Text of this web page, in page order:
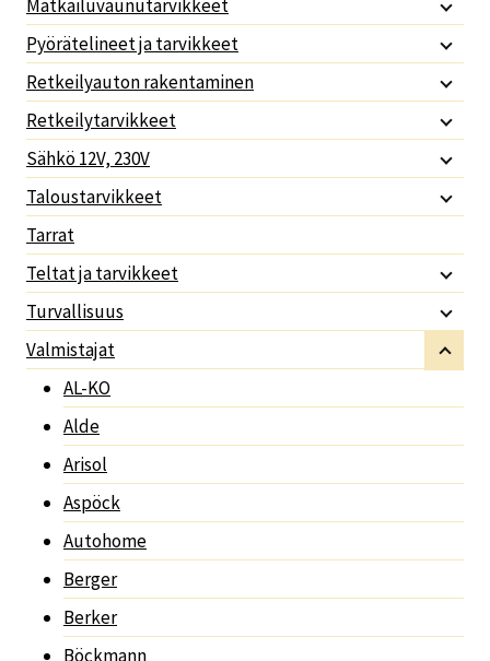
Matkailuvaunutarvikkeet
Pyörätelineet ja tarvikkeet
Retkeilyauton rakentaminen
Retkeilytarvikkeet
Sähkö 12V, 230V
Taloustarvikkeet
Tarrat
Teltat ja tarvikkeet
Turvallisuus
Valmistajat
AL-KO
Alde
Arisol
Aspöck
Autohome
Berger
Berker
Böckmann